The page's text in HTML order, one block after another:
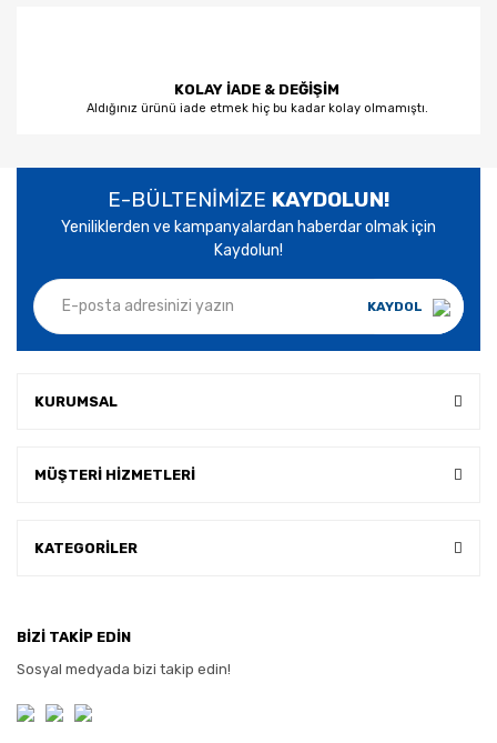
KOLAY İADE & DEĞİŞİM
Aldığınız ürünü iade etmek hiç bu kadar kolay olmamıştı.
E-BÜLTENİMİZE KAYDOLUN!
Yeniliklerden ve kampanyalardan haberdar olmak için
Kaydolun!
KAYDOL
KURUMSAL
MÜŞTERİ HİZMETLERİ
KATEGORİLER
BİZİ TAKİP EDİN
Sosyal medyada bizi takip edin!